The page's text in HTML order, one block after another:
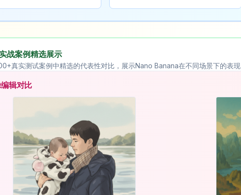
战案例精选展示
真实测试案例中精选的代表性对比，展示Nano Banana在不同场景下的表现
辑对比